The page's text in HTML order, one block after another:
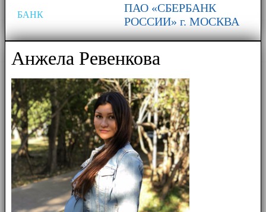
БАНК
ПАО «СБЕРБАНК
РОССИИ» г. МОСКВА
Анжела Ревенкова